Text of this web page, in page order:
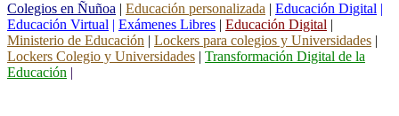
Colegios en Ñuñoa | Educación personalizada | Educación Digital |
Educación Virtual | Exámenes Libres | Educación Digital |
Ministerio de Educación | Lockers para colegios y Universidades |
Lockers Colegio y Universidades | Transformación Digital de la
Educación |